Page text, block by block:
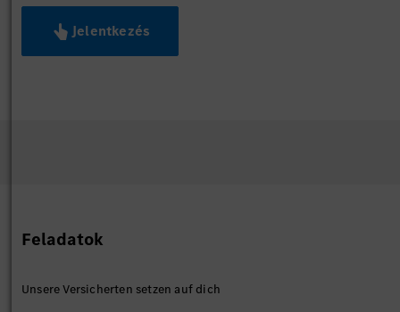
Jelentkezés
Feladatok
Unsere Versicherten setzen auf dich